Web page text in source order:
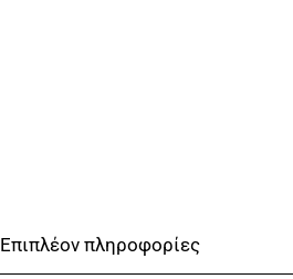
Επιπλέον πληροφορίες